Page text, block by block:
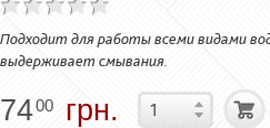
Подходит для работы всеми видами
выдерживает смывания.
7400 грн.